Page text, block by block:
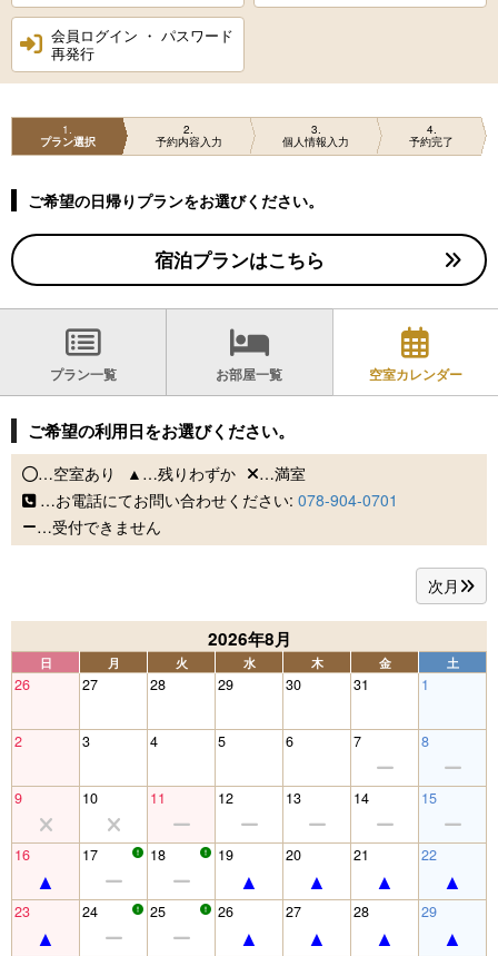
会員ログイン ・ パスワード
再発行
1
プラン選択
2
予約内容入力
3
個人情報入力
4
予約完了
ご希望の日帰りプランをお選びください。
宿泊プランはこちら
プラン一覧 お部屋一覧 空室カレンダー
ご希望の利用日をお選びください。
…空室あり …残りわずか
…満室
…お電話にてお問い合わせください: 078-904-0701
…受付できません
次月
2026年8月
日 月 火 水 木 金 土
26 27 28 29 30 31 1
2 3 4 5 6 7 8
9 10 11 12 13 14 15
16 17 18 19 20 21 22
23 24 25 26 27 28 29